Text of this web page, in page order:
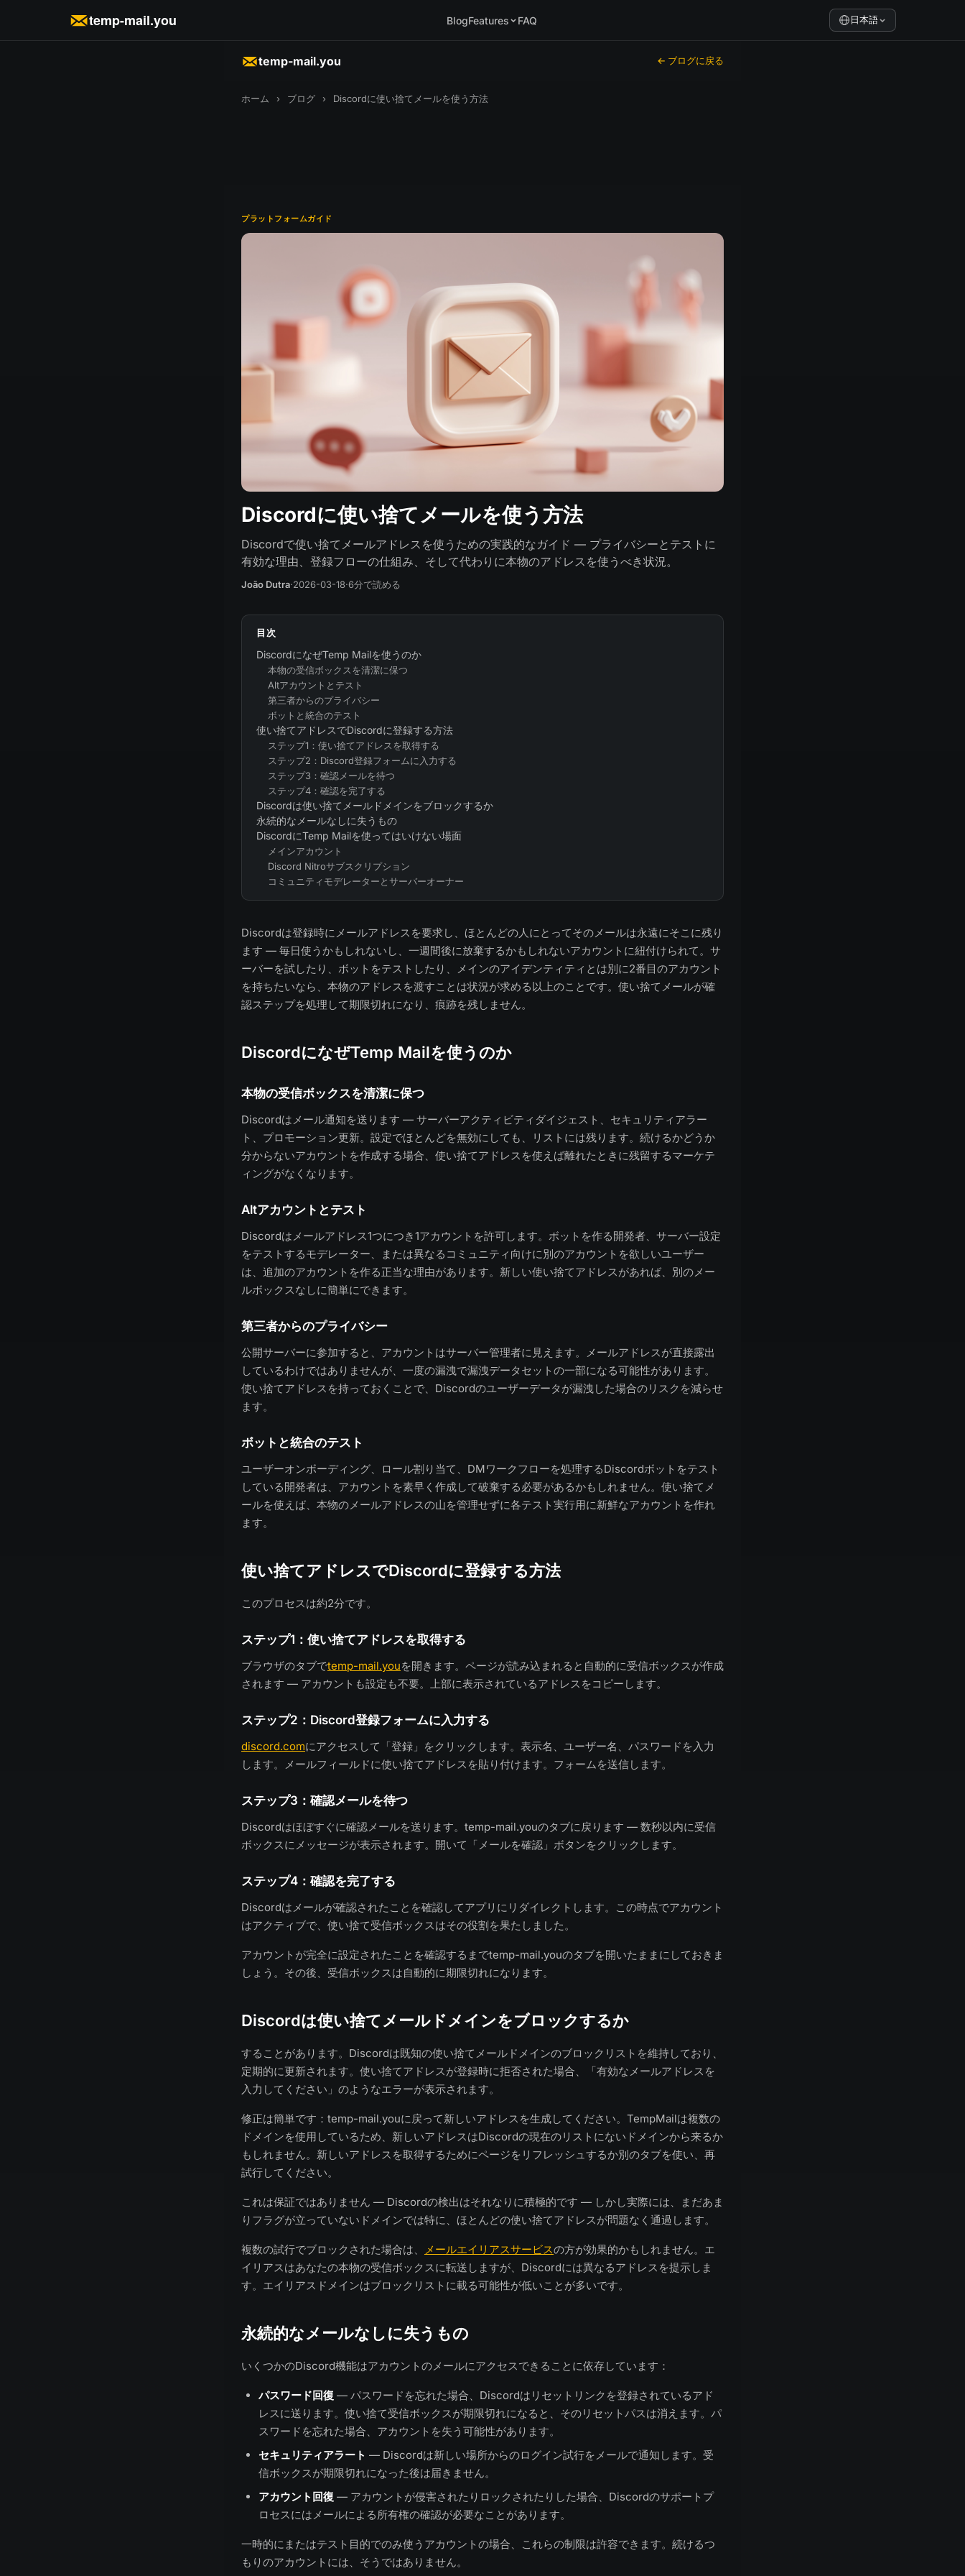
temp-mail.you BlogFeatures FAQ 日本語
temp-mail.you ← ブログに戻る
ホーム › ブログ › Discordに使い捨てメールを使う方法
プラットフォームガイド
Discordに使い捨てメールを使う方法
Discordで使い捨てメールアドレスを使うための実践的なガイド — プライバシーとテストに
有効な理由、登録フローの仕組み、そして代わりに本物のアドレスを使うべき状況。
João Dutra·2026-03-18·6分で読める
目次
DiscordになぜTemp Mailを使うのか
本物の受信ボックスを清潔に保つ
Altアカウントとテスト
第三者からのプライバシー
ボットと統合のテスト
使い捨てアドレスでDiscordに登録する方法
ステップ1：使い捨てアドレスを取得する
ステップ2：Discord登録フォームに入力する
ステップ3：確認メールを待つ
ステップ4：確認を完了する
Discordは使い捨てメールドメインをブロックするか
永続的なメールなしに失うもの
DiscordにTemp Mailを使ってはいけない場面
メインアカウント
Discord Nitroサブスクリプション
コミュニティモデレーターとサーバーオーナー
Discordは登録時にメールアドレスを要求し、ほとんどの人にとってそのメールは永遠にそこに残り
ます — 毎日使うかもしれないし、一週間後に放棄するかもしれないアカウントに紐付けられて。サ
ーバーを試したり、ボットをテストしたり、メインのアイデンティティとは別に2番目のアカウント
を持ちたいなら、本物のアドレスを渡すことは状況が求める以上のことです。使い捨てメールが確
認ステップを処理して期限切れになり、痕跡を残しません。
DiscordになぜTemp Mailを使うのか
本物の受信ボックスを清潔に保つ
Discordはメール通知を送ります — サーバーアクティビティダイジェスト、セキュリティアラー
ト、プロモーション更新。設定でほとんどを無効にしても、リストには残ります。続けるかどうか
分からないアカウントを作成する場合、使い捨てアドレスを使えば離れたときに残留するマーケテ
ィングがなくなります。
Altアカウントとテスト
Discordはメールアドレス1つにつき1アカウントを許可します。ボットを作る開発者、サーバー設定
をテストするモデレーター、または異なるコミュニティ向けに別のアカウントを欲しいユーザー
は、追加のアカウントを作る正当な理由があります。新しい使い捨てアドレスがあれば、別のメー
ルボックスなしに簡単にできます。
第三者からのプライバシー
公開サーバーに参加すると、アカウントはサーバー管理者に見えます。メールアドレスが直接露出
しているわけではありませんが、一度の漏洩で漏洩データセットの一部になる可能性があります。
使い捨てアドレスを持っておくことで、Discordのユーザーデータが漏洩した場合のリスクを減らせ
ます。
ボットと統合のテスト
ユーザーオンボーディング、ロール割り当て、DMワークフローを処理するDiscordボットをテスト
している開発者は、アカウントを素早く作成して破棄する必要があるかもしれません。使い捨てメ
ールを使えば、本物のメールアドレスの山を管理せずに各テスト実行用に新鮮なアカウントを作れ
ます。
使い捨てアドレスでDiscordに登録する方法
このプロセスは約2分です。
ステップ1：使い捨てアドレスを取得する
ブラウザのタブでtemp-mail.youを開きます。ページが読み込まれると自動的に受信ボックスが作成
されます — アカウントも設定も不要。上部に表示されているアドレスをコピーします。
ステップ2：Discord登録フォームに入力する
discord.comにアクセスして「登録」をクリックします。表示名、ユーザー名、パスワードを入力
します。メールフィールドに使い捨てアドレスを貼り付けます。フォームを送信します。
ステップ3：確認メールを待つ
Discordはほぼすぐに確認メールを送ります。temp-mail.youのタブに戻ります — 数秒以内に受信
ボックスにメッセージが表示されます。開いて「メールを確認」ボタンをクリックします。
ステップ4：確認を完了する
Discordはメールが確認されたことを確認してアプリにリダイレクトします。この時点でアカウント
はアクティブで、使い捨て受信ボックスはその役割を果たしました。
アカウントが完全に設定されたことを確認するまでtemp-mail.youのタブを開いたままにしておきま
しょう。その後、受信ボックスは自動的に期限切れになります。
Discordは使い捨てメールドメインをブロックするか
することがあります。Discordは既知の使い捨てメールドメインのブロックリストを維持しており、
定期的に更新されます。使い捨てアドレスが登録時に拒否された場合、「有効なメールアドレスを
入力してください」のようなエラーが表示されます。
修正は簡単です：temp-mail.youに戻って新しいアドレスを生成してください。TempMailは複数の
ドメインを使用しているため、新しいアドレスはDiscordの現在のリストにないドメインから来るか
もしれません。新しいアドレスを取得するためにページをリフレッシュするか別のタブを使い、再
試行してください。
これは保証ではありません — Discordの検出はそれなりに積極的です — しかし実際には、まだあま
りフラグが立っていないドメインでは特に、ほとんどの使い捨てアドレスが問題なく通過します。
複数の試行でブロックされた場合は、 メールエイリアスサービスの方が効果的かもしれません。エ
イリアスはあなたの本物の受信ボックスに転送しますが、Discordには異なるアドレスを提示しま
す。エイリアスドメインはブロックリストに載る可能性が低いことが多いです。
永続的なメールなしに失うもの
いくつかのDiscord機能はアカウントのメールにアクセスできることに依存しています：
パスワード回復 — パスワードを忘れた場合、Discordはリセットリンクを登録されているアド
レスに送ります。使い捨て受信ボックスが期限切れになると、そのリセットパスは消えます。パ
スワードを忘れた場合、アカウントを失う可能性があります。
セキュリティアラート — Discordは新しい場所からのログイン試行をメールで通知します。受
信ボックスが期限切れになった後は届きません。
アカウント回復 — アカウントが侵害されたりロックされたりした場合、Discordのサポートプ
ロセスにはメールによる所有権の確認が必要なことがあります。
一時的にまたはテスト目的でのみ使うアカウントの場合、これらの制限は許容できます。続けるつ
もりのアカウントには、そうではありません。